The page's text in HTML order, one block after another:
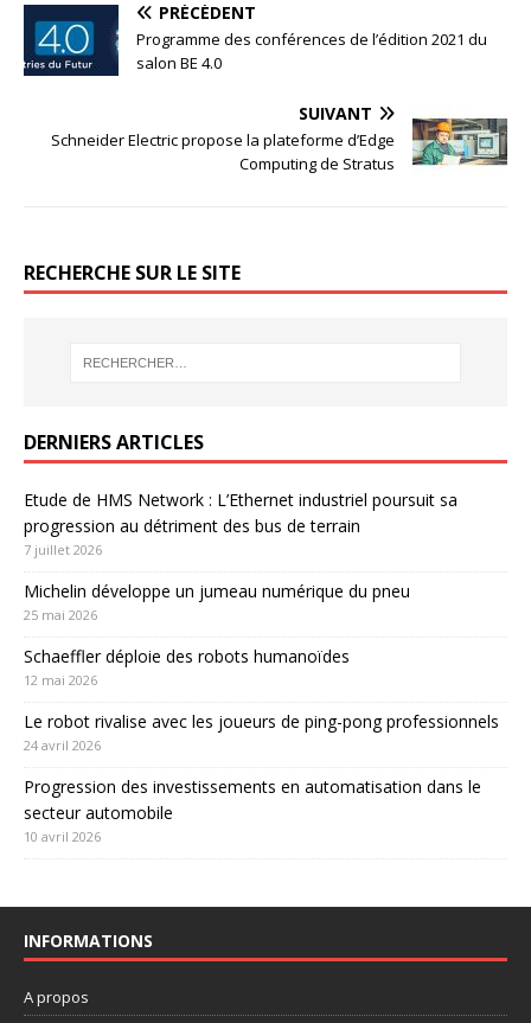
PRÉCÉDENT
Programme des conférences de l’édition 2021 du
salon BE 4.0
SUIVANT
Schneider Electric propose la plateforme d’Edge
Computing de Stratus
RECHERCHE SUR LE SITE
DERNIERS ARTICLES
Etude de HMS Network : L’Ethernet industriel poursuit sa
progression au détriment des bus de terrain
7 juillet 2026
Michelin développe un jumeau numérique du pneu
25 mai 2026
Schaeffler déploie des robots humanoïdes
12 mai 2026
Le robot rivalise avec les joueurs de ping-pong professionnels
24 avril 2026
Progression des investissements en automatisation dans le
secteur automobile
10 avril 2026
INFORMATIONS
A propos